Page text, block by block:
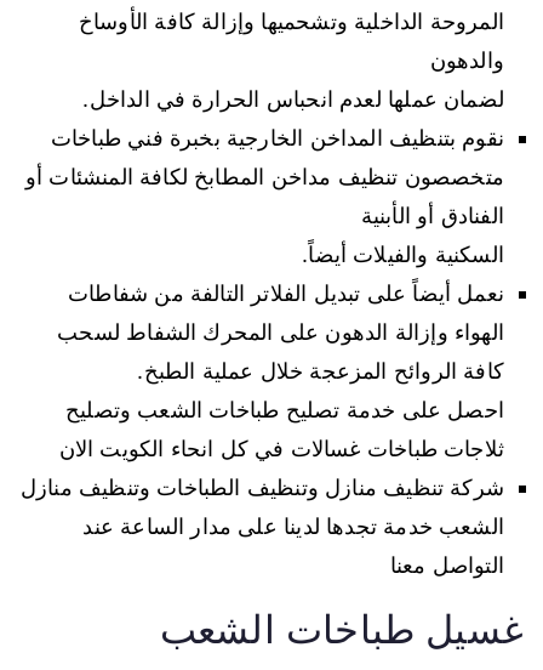
المروحة الداخلية وتشحميها وإزالة كافة الأوساخ
والدهون
لضمان عملها لعدم انحباس الحرارة في الداخل.
نقوم بتنظيف المداخن الخارجية بخبرة فني طباخات
متخصصون تنظيف مداخن المطابخ لكافة المنشئات أو
الفنادق أو الأبنية
السكنية والفيلات أيضاً.
نعمل أيضاً على تبديل الفلاتر التالفة من شفاطات
الهواء وإزالة الدهون على المحرك الشفاط لسحب
كافة الروائح المزعجة خلال عملية الطبخ.
احصل على خدمة تصليح طباخات الشعب وتصليح
ثلاجات طباخات غسالات في كل انحاء الكويت الان
شركة تنظيف منازل وتنظيف الطباخات وتنظيف منازل
الشعب خدمة تجدها لدينا على مدار الساعة عند
التواصل معنا
غسيل طباخات الشعب